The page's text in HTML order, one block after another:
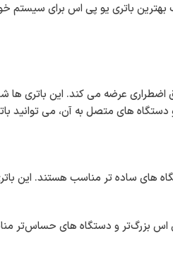
باتری یو پی اس برای سیستم
های متصل به آن، می توانید باتری
های ساده تر مناسب هستند. این